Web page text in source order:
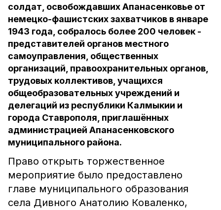
солдат, освобождавших Апанасенковье от
немецко-фашистских захватчиков в январе
1943 года, собралось более 200 человек -
представителей органов местного
самоуправления, общественных
организаций, правоохранительных органов,
трудовых коллективов, учащихся
общеобразовательных учреждений и
делегаций из республики Калмыкии и
города Ставрополя, приглашённых
администрацией Апанасенковского
муниципального района.
Право открыть торжественное
мероприятие было предоставлено
главе муниципального образования
села Дивного Анатолию Коваленко,